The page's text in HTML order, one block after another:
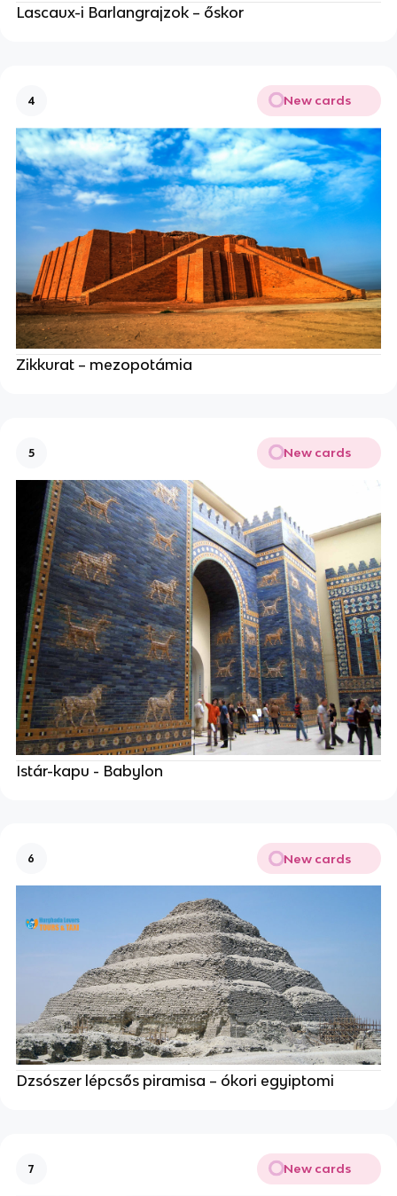
Lascaux-i Barlangrajzok – őskor
4 New cards
Zikkurat – mezopotámia
5 New cards
Istár-kapu - Babylon
6 New cards
Dzsószer lépcsős piramisa – ókori egyiptomi
7 New cards